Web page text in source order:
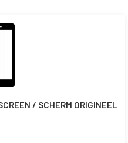
/ SCHERM ORIGINEEL